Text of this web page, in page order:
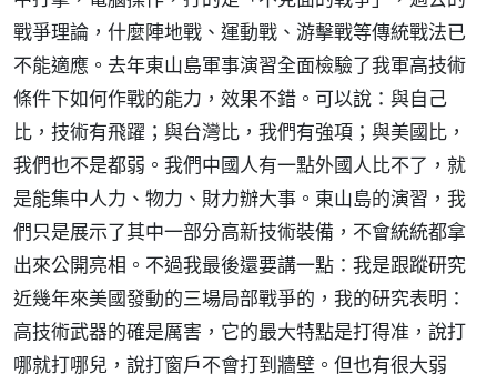
戰爭理論，什麼陣地戰、運動戰、游擊戰等傳統戰法已
不能適應。去年東山島軍事演習全面檢驗了我軍高技術
條件下如何作戰的能力，效果不錯。可以說：與自己
比，技術有飛躍；與台灣比，我們有強項；與美國比，
我們也不是都弱。我們中國人有一點外國人比不了，就
是能集中人力、物力、財力辦大事。東山島的演習，我
們只是展示了其中一部分高新技術裝備，不會統統都拿
出來公開亮相。不過我最後還要講一點：我是跟蹤研究
近幾年來美國發動的三場局部戰爭的，我的研究表明：
高技術武器的確是厲害，它的最大特點是打得准，說打
哪就打哪兒，說打窗戶不會打到牆壁。但也有很大弱